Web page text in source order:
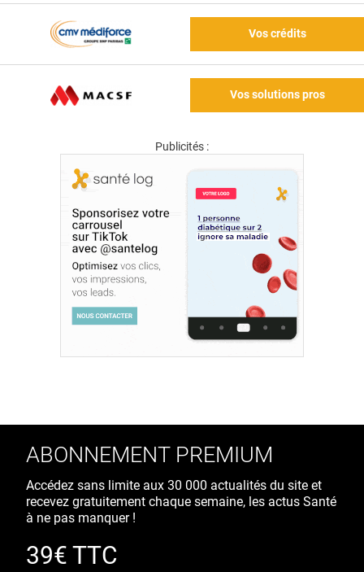
Vos crédits
Vos solutions pros
Publicités :
ABONNEMENT PREMIUM
Accédez sans limite aux 30 000 actualités du site et
recevez gratuitement chaque semaine, les actus Santé
à ne pas manquer !
39€ TTC